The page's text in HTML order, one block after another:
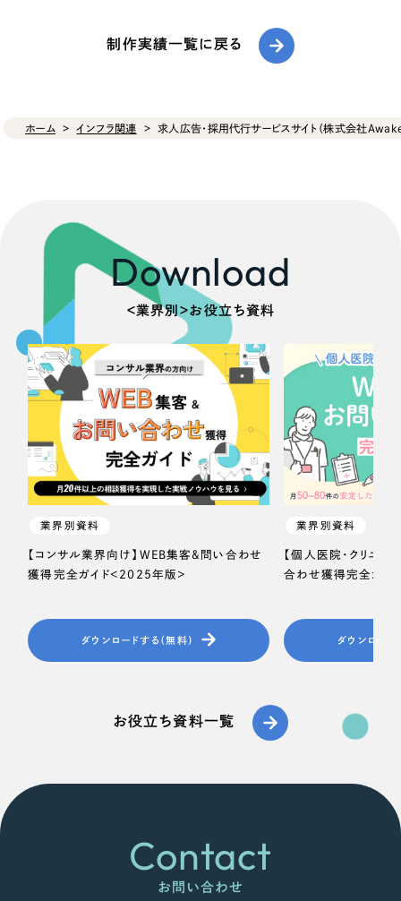
制作実績一覧に戻る
ホーム インフラ関連 求人広告・採用代行サービスサイト（株式会社Awake
Download
＜業界別＞お役立ち資料
業界別資料
【コンサル業界向け】WEB集客＆問い合わせ
獲得完全ガイド＜2025年版＞
ダウンロードする（無料）
業界別資料
【個人医院・クリニッ
合わせ獲得完全ガイ
ダウンロード
お役立ち資料一覧
Contact
お問い合わせ